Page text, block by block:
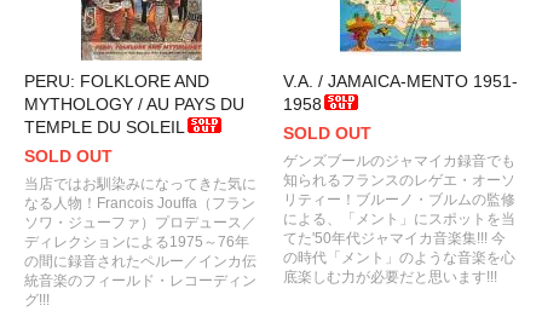
PERU: FOLKLORE AND
MYTHOLOGY / AU PAYS DU
TEMPLE DU SOLEIL
SOLD OUT
当店ではお馴染みになってきた気に
なる人物！Francois Jouffa（フラン
ソワ・ジューファ）プロデュース／
ディレクションによる1975～76年
の間に録音されたペルー／インカ伝
統音楽のフィールド・レコーディン
グ!!!
V.A. / JAMAICA-MENTO 1951-
1958
SOLD OUT
ゲンズブールのジャマイカ録音でも
知られるフランスのレゲエ・オーソ
リティー！ブルーノ・ブルムの監修
による、「メント」にスポットを当
てた'50年代ジャマイカ音楽集!!! 今
の時代「メント」のような音楽を心
底楽しむ力が必要だと思います!!!